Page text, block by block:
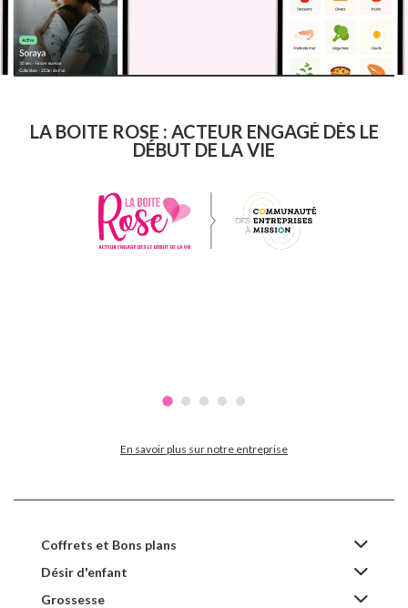
LA BOITE ROSE : ACTEUR ENGAGÉ DÈS LE
DÉBUT DE LA VIE
En savoir plus sur notre entreprise
Coffrets et Bons plans
Désir d'enfant
Grossesse